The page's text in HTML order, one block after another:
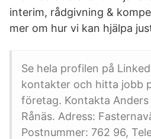
interim, rådgivning &
mer om hur vi kan hjälpa
Se hela profilen på
kontakter och hitta jobb
företag. Kontakta Anders
Rånäs. Adress:
Postnummer: 762 96,